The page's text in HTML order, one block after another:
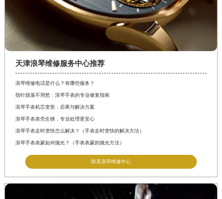
天津浪琴维修服务中心推荐
浪琴维修电话是什么？有哪些服务？
指针脱落不用愁：浪琴手表的专业修复指南
浪琴手表机芯变形：后果与解决方案
浪琴手表表壳生锈，专业处理更安心
浪琴手表走时变快怎么解决？（手表走时变快的解决方法）
浪琴手表表蒙如何抛光？（手表表蒙的抛光方法）
联系浪琴维修中心